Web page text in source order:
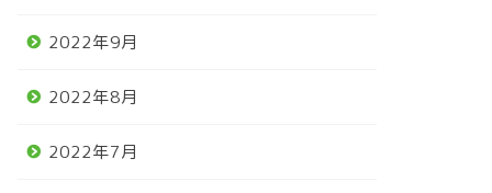
2022年9月
2022年8月
2022年7月